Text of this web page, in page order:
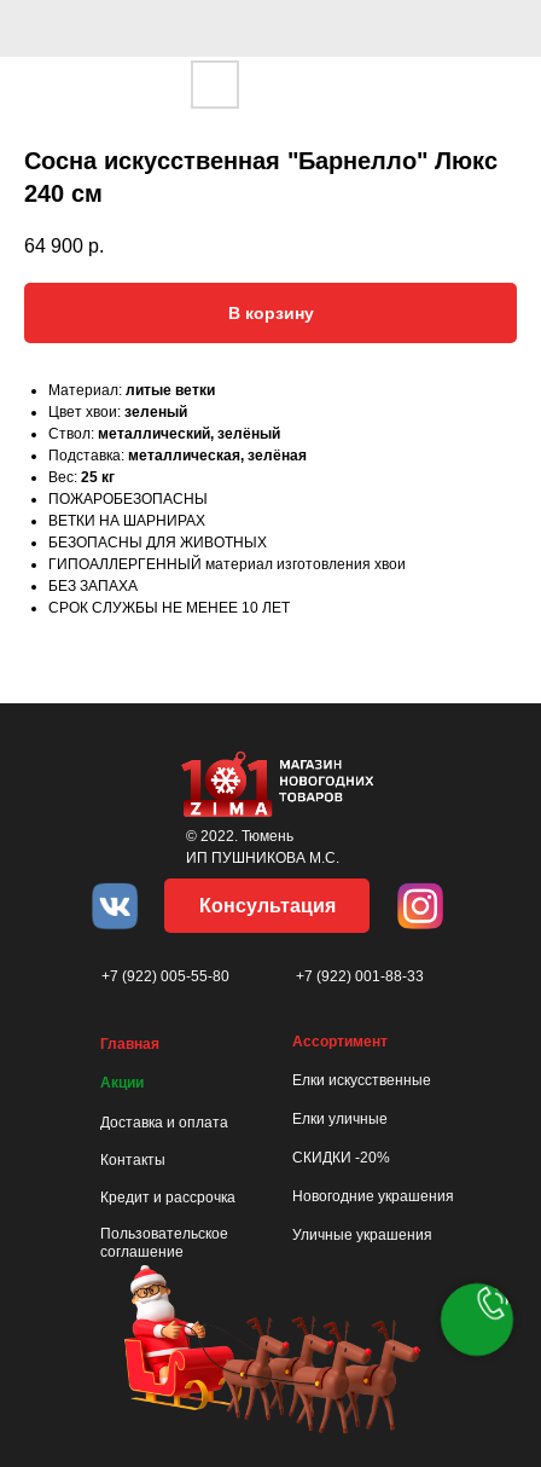
Сосна искусственная "Барнелло" Люкс
240 см
64 900 р.
В корзину
Материал: литые ветки
Цвет хвои: зеленый
Ствол: металлический, зелёный
Подставка: металлическая, зелёная
Вес: 25 кг
ПОЖАРОБЕЗОПАСНЫ
ВЕТКИ НА ШАРНИРАХ
БЕЗОПАСНЫ ДЛЯ ЖИВОТНЫХ
ГИПОАЛЛЕРГЕННЫЙ материал изготовления хвои
БЕЗ ЗАПАХА
СРОК СЛУЖБЫ НЕ МЕНЕЕ 10 ЛЕТ
© 2022. Тюмень
ИП ПУШНИКОВА М.С.
Ассортимент
Акции Елки искусственные
СКИДКИ -20%
Главная
Доставка и оплата
Контакты
Пользовательское
соглашение
+7 (922) 001-88-33
+7 (922) 005-55-80
Консультация
Новогодние украшения
Уличные украшения
Елки уличные
Кредит и рассрочка